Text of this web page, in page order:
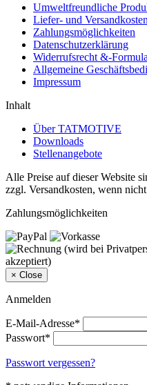
Umweltfreundliche
Liefer- und Versandkosten
Zahlungsmöglichkeiten
Datenschutzerklärung
Widerrufsrecht &-
Allgemeine
Impressum
Inhalt
Über TATMOTIVE
Downloads
Stellenangebote
Alle Preise auf dieser Website
zzgl. Versandkosten, wenn
Zahlungsmöglichkeiten
× Close
Anmelden
E-Mail-Adresse*
Passwort*
Passwort vergessen?